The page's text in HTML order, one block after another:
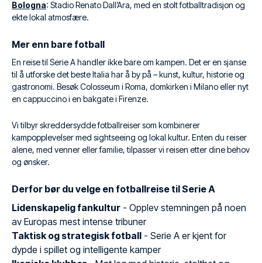
Bologna: Stadio Renato Dall’Ara, med en stolt fotballtradisjon og
ekte lokal atmosfære.
Mer enn bare fotball
En reise til Serie A handler ikke bare om kampen. Det er en sjanse
til å utforske det beste Italia har å by på – kunst, kultur, historie og
gastronomi. Besøk Colosseum i Roma, domkirken i Milano eller nyt
en cappuccino i en bakgate i Firenze.
Vi tilbyr skreddersydde fotballreiser som kombinerer
kampopplevelser med sightseeing og lokal kultur. Enten du reiser
alene, med venner eller familie, tilpasser vi reisen etter dine behov
og ønsker.
Derfor bør du velge en fotballreise til Serie A
Lidenskapelig fankultur - Opplev stemningen på noen
av Europas mest intense tribuner
Taktisk og strategisk fotball - Serie A er kjent for
dypde i spillet og intelligente kamper